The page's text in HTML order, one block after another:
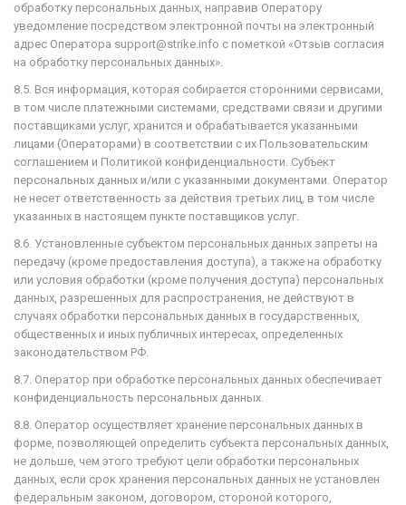
обработку персональных данных, направив Оператору
уведомление посредством электронной почты на электронный
адрес Оператора support@strike.info с пометкой «Отзыв согласия
на обработку персональных данных».
8.5. Вся информация, которая собирается сторонними сервисами,
в том числе платежными системами, средствами связи и другими
поставщиками услуг, хранится и обрабатывается указанными
лицами (Операторами) в соответствии с их Пользовательским
соглашением и Политикой конфиденциальности. Субъект
персональных данных и/или с указанными документами. Оператор
не несет ответственность за действия третьих лиц, в том числе
указанных в настоящем пункте поставщиков услуг.
8.6. Установленные субъектом персональных данных запреты на
передачу (кроме предоставления доступа), а также на обработку
или условия обработки (кроме получения доступа) персональных
данных, разрешенных для распространения, не действуют в
случаях обработки персональных данных в государственных,
общественных и иных публичных интересах, определенных
законодательством РФ.
8.7. Оператор при обработке персональных данных обеспечивает
конфиденциальность персональных данных.
8.8. Оператор осуществляет хранение персональных данных в
форме, позволяющей определить субъекта персональных данных,
не дольше, чем этого требуют цели обработки персональных
данных, если срок хранения персональных данных не установлен
федеральным законом, договором, стороной которого,